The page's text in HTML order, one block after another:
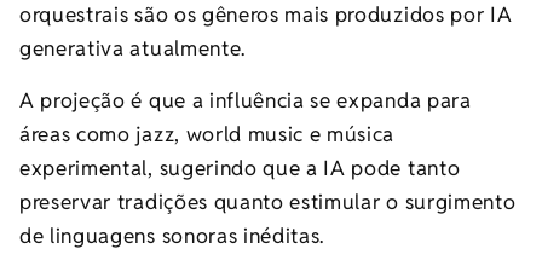
orquestrais são os gêneros mais produzidos por IA
generativa atualmente.
A projeção é que a influência se expanda para
áreas como jazz, world music e música
experimental, sugerindo que a IA pode tanto
preservar tradições quanto estimular o surgimento
de linguagens sonoras inéditas.